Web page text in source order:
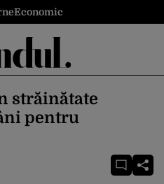
Economic
străinătate
pentru